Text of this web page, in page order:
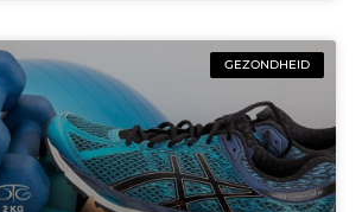
GEZONDHEID